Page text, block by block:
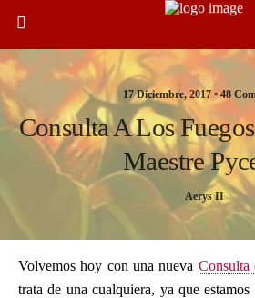
17 Diciembre, 2017 • 48
Consulta A Los
Maestre
Aerys II
Volvemos hoy con una nueva Consulta
trata de una cualquiera, ya que